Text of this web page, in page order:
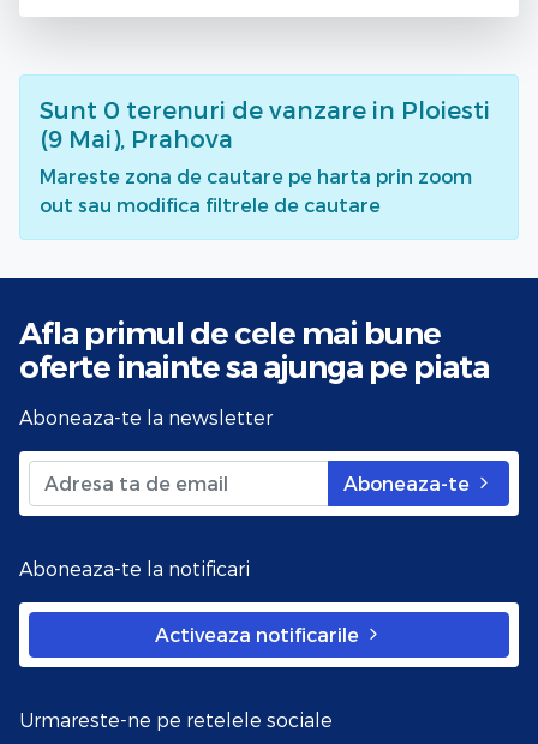
Sunt 0 terenuri de vanzare in Ploiesti
(9 Mai), Prahova
Mareste zona de cautare pe harta prin zoom
out sau modifica filtrele de cautare
Afla primul de cele mai bune
oferte inainte sa ajunga pe piata
Aboneaza-te la newsletter
Aboneaza-te
Aboneaza-te la notificari
Activeaza notificarile
Urmareste-ne pe retelele sociale